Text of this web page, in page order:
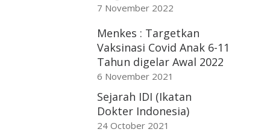
7 November 2022
Menkes : Targetkan
Vaksinasi Covid Anak 6-11
Tahun digelar Awal 2022
6 November 2021
Sejarah IDI (Ikatan
Dokter Indonesia)
24 October 2021